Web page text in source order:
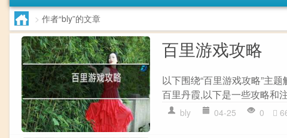
> 作者“bly”的文章
百里游戏攻略
以下围绕“百里游戏攻略”主
百里丹霞,以下是一些攻略和
bly 04-25 0